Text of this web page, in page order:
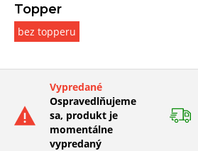
Topper
bez topperu
Vypredané
Ospravedlňujeme
sa, produkt je
momentálne
vypredaný